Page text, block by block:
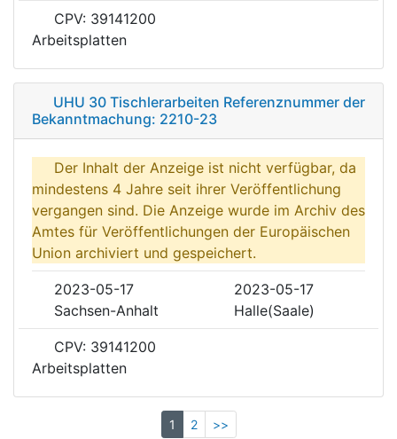
CPV: 39141200
Arbeitsplatten
UHU 30 Tischlerarbeiten Referenznummer der
Bekanntmachung: 2210-23
Der Inhalt der Anzeige ist nicht verfügbar, da
mindestens 4 Jahre seit ihrer Veröffentlichung
vergangen sind. Die Anzeige wurde im Archiv des
Amtes für Veröffentlichungen der Europäischen
Union archiviert und gespeichert.
2023-05-17
2023-05-17
Sachsen-Anhalt
Halle(Saale)
CPV: 39141200
Arbeitsplatten
1 2 >>